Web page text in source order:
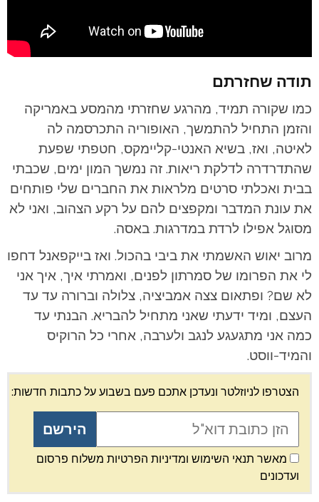
תודה שחזרתם
כמו שקורה תמיד, מהרגע שחזרתי מהמסע באמריקה
והזמן התחיל להתמשך, האופוריה התכרסמה לה
לאיטה, ואז, בשיא האנטי-קליימקס, חטפתי שפעת
שהתדרדרה לדלקת ריאות. זה נמשך המון ימים, שכבתי
בבית ואכלתי סרטים מלראות את החברים שלי פותחים
את עונת המדבר ומקפצים להם על רקע הצהוב, ואני לא
מסוגל אפילו לרדת במדרגות. באסה.
מרוב יאוש האשמתי את ביבי בהכול. ואז בייקפאנל דחפו
לי את הפרומו של סמרתון לפנים, ואמרתי איך, איך אני
לא שם? ופתאום צצה אמביציה, צלולה וברורה עד עד
העצם, ומיד ידעתי שאני מתחיל להבריא. הבנתי עד
כמה אני מתגעגע לנגב ולערבה, אחרי כל הרוקיס
והמיד-ווסט.
הצטרפו לניוזלטר ונעדכן אתכם פעם בשבוע על כתבות חדשות:
מאשר תנאי השימוש ומדיניות הפרטיות משלוח פרסום
ועדכונים